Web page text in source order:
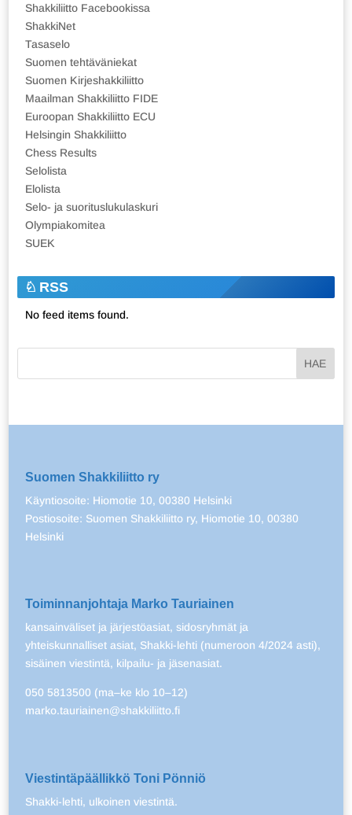
Shakkiliitto Facebookissa
ShakkiNet
Tasaselo
Suomen tehtäväniekat
Suomen Kirjeshakkiliitto
Maailman Shakkiliitto FIDE
Euroopan Shakkiliitto ECU
Helsingin Shakkiliitto
Chess Results
Selolista
Elolista
Selo- ja suorituslukulaskuri
Olympiakomitea
SUEK
RSS
No feed items found.
Suomen Shakkiliitto ry
Käyntiosoite: Hiomotie 10, 00380 Helsinki
Postiosoite: Suomen Shakkiliitto ry, Hiomotie 10, 00380
Helsinki
Toiminnanjohtaja Marko Tauriainen
kansainväliset ja järjestöasiat, sidosryhmät ja
yhteiskunnalliset asiat, Shakki-lehti (numeroon 4/2024 asti),
sisäinen viestintä, kilpailu- ja jäsenasiat.
050 5813500 (ma–ke klo 10–12)
marko.tauriainen@shakkiliitto.fi
Viestintäpäällikkö Toni Pönniö
Shakki-lehti, ulkoinen viestintä.